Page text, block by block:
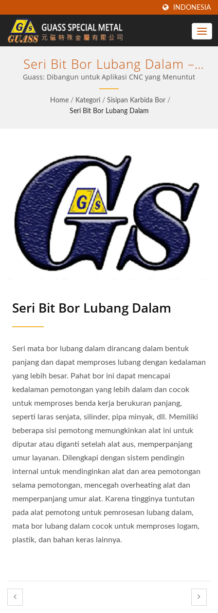
INDONESIA
Seri Bit Bor Lubang Dalam –
Optimalkan Output CNC Anda
Dengan Teknologi Insert Yang
Terbukti
Guass: Dibangun untuk Aplikasi CNC yang Menuntut
Home / Kategori / Sisipan Karbida Bor /
Seri Bit Bor Lubang Dalam
Seri Bit Bor Lubang Dalam
Seri mata bor lubang dalam dirancang dalam bentuk
panjang dan dapat memproses lubang dengan kedalaman
yang lebih besar. Pahat bor ini dapat mencapai
kedalaman pemotongan yang lebih dalam dan cocok
untuk memproses benda kerja berukuran panjang,
seperti laras senjata, silinder, pipa minyak, dll. Memiliki
beberapa sisi pemotong memungkinkan alat ini untuk
diputar atau diganti setelah alat aus, memperpanjang
umur layanan. Dilengkapi dengan sistem pendingin
internal untuk mendinginkan alat dan area pemotongan
selama pemotongan, mencegah overheating alat dan
memperpanjang umur alat. Karena tingginya tuntutan
pada alat pemotong untuk pemrosesan lubang dalam,
mata bor lubang dalam cocok untuk memproses logam,
plastik, dan bahan keras lainnya.